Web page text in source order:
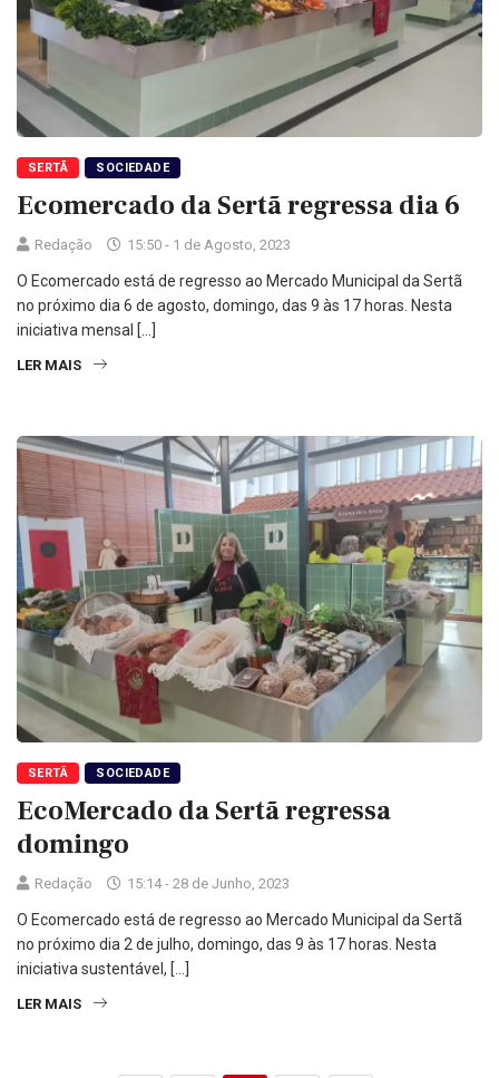
SERTÃ SOCIEDADE
Ecomercado da Sertã regressa dia 6
Redação 15:50 - 1 de Agosto, 2023
O Ecomercado está de regresso ao Mercado Municipal da Sertã
no próximo dia 6 de agosto, domingo, das 9 às 17 horas. Nesta
iniciativa mensal […]
LER MAIS
SERTÃ SOCIEDADE
EcoMercado da Sertã regressa
domingo
Redação 15:14 - 28 de Junho, 2023
O Ecomercado está de regresso ao Mercado Municipal da Sertã
no próximo dia 2 de julho, domingo, das 9 às 17 horas. Nesta
iniciativa sustentável, […]
LER MAIS